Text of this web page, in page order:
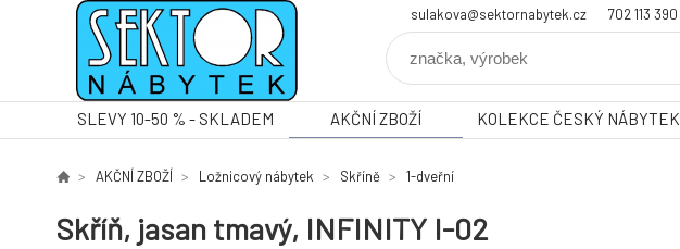
sulakova@sektornabytek.cz 702 113 390
SLEVY 10-50 % - SKLADEM AKČNÍ ZBOŽÍ KOLEKCE ČESKÝ NÁBYTEK
AKČNÍ ZBOŽÍ Ložnicový nábytek Skříně 1-dveřní
Skříň, jasan tmavý, INFINITY I-02